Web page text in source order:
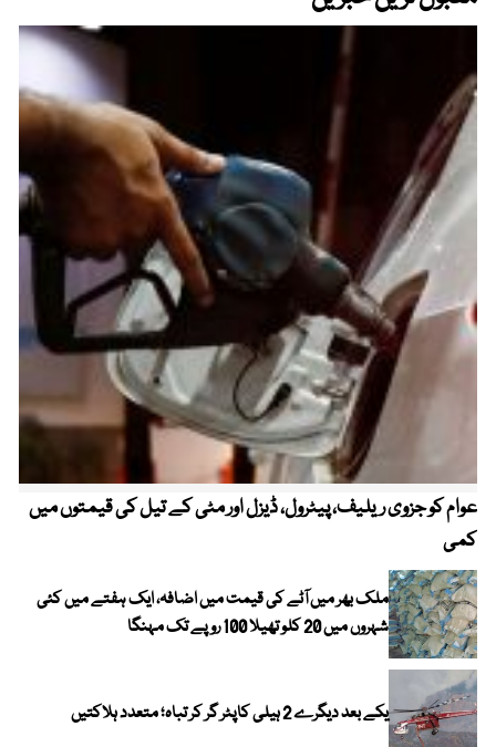
عوام کو جزوی ریلیف، پیٹرول، ڈیزل اور مٹی کے تیل کی قیمتوں میں
کمی
ملک بھر میں آٹے کی قیمت میں اضافہ، ایک ہفتے میں کئی
شہروں میں 20 کلو تھیلا 100 روپے تک مہنگا
یکے بعد دیگرے 2 ہیلی کاپٹر گر کر تباہ؛ متعدد ہلاکتیں